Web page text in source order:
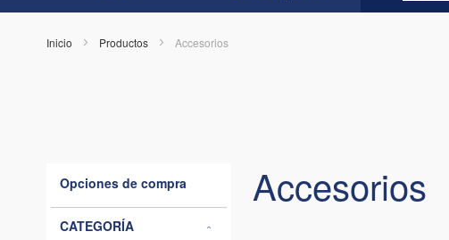
Inicio Productos Accesorios
Accesorios
Opciones de compra
CATEGORÍA